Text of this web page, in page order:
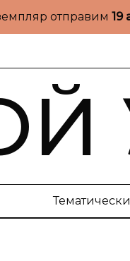
отправим 19